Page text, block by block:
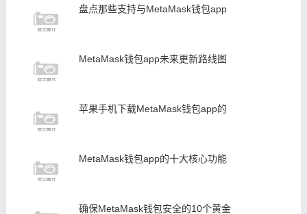
盘点那些支持与MetaMask钱包app
MetaMask钱包app未来更新路线图
苹果手机下载MetaMask钱包app的
MetaMask钱包app的十大核心功能
确保MetaMask钱包安全的10个黄金